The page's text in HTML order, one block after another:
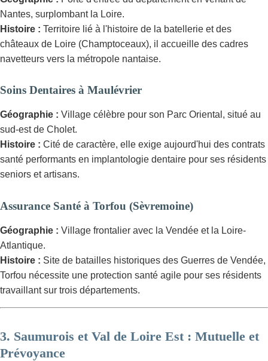
Nantes, surplombant la Loire.
Histoire : Territoire lié à l'histoire de la batellerie et des
châteaux de Loire (Champtoceaux), il accueille des cadres
navetteurs vers la métropole nantaise.
Soins Dentaires à Maulévrier
Géographie : Village célèbre pour son Parc Oriental, situé au
sud-est de Cholet.
Histoire : Cité de caractère, elle exige aujourd'hui des contrats
santé performants en implantologie dentaire pour ses résidents
seniors et artisans.
Assurance Santé à Torfou (Sèvremoine)
Géographie : Village frontalier avec la Vendée et la Loire-
Atlantique.
Histoire : Site de batailles historiques des Guerres de Vendée,
Torfou nécessite une protection santé agile pour ses résidents
travaillant sur trois départements.
3. Saumurois et Val de Loire Est : Mutuelle et
Prévoyance